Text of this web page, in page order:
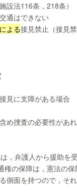
設法116条，218条）
通はできない
よる接見禁止（接見
見に支障がある場合
め捜査の必要性があ
，弁護人から援助を
権の保障は，憲法の保
面を持つので，そ